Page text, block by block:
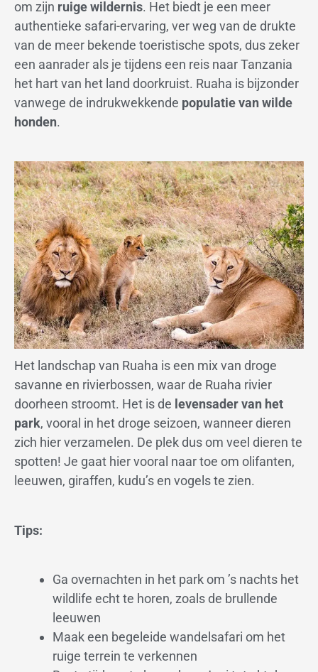
om zijn ruige wildernis. Het biedt je een meer
authentieke safari-ervaring, ver weg van de drukte
van de meer bekende toeristische spots, dus zeker
een aanrader als je tijdens een reis naar Tanzania
het hart van het land doorkruist. Ruaha is bijzonder
vanwege de indrukwekkende populatie van wilde
honden.
Het landschap van Ruaha is een mix van droge
savanne en rivierbossen, waar de Ruaha rivier
doorheen stroomt. Het is de levensader van het
park, vooral in het droge seizoen, wanneer dieren
zich hier verzamelen. De plek dus om veel dieren te
spotten! Je gaat hier vooral naar toe om olifanten,
leeuwen, giraffen, kudu’s en vogels te zien.
Tips:
Ga overnachten in het park om ’s nachts het
wildlife echt te horen, zoals de brullende
leeuwen
Maak een begeleide wandelsafari om het
ruige terrein te verkennen